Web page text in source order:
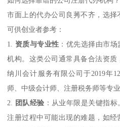
市面上的代办公司良莠不齐，选
可供创业者参考：
1. 资质与专业性 ：优先选择由市
机构。这类公司通常具备合法资
纳川会计服务有限公司于2019年
师、中级会计师、注册税务师等专
2.
团队经验 ：从业年限是关键指
注册过程中可能出现的难题，如